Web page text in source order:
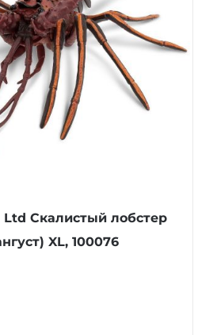
Скалистый лобстер
XL, 100076